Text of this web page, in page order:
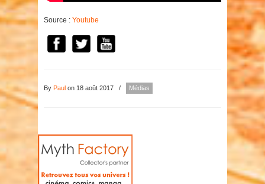
Source : Youtube
By Paul on 18 août 2017 / Médias